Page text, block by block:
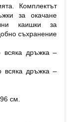
Комплектът
за окачане
каишки за
съхранение
дръжка –
всяка дръжка –
см.